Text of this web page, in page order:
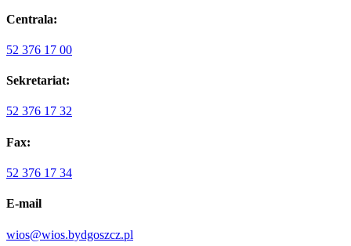
Centrala:
52 376 17 00
Sekretariat:
52 376 17 32
Fax:
52 376 17 34
E-mail
wios@wios.bydgoszcz.pl